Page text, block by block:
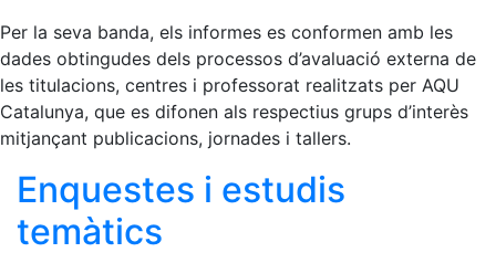
Per la seva banda, els informes es conformen amb les
dades obtingudes dels processos d’avaluació externa de
les titulacions, centres i professorat realitzats per AQU
Catalunya, que es difonen als respectius grups d’interès
mitjançant publicacions, jornades i tallers.
Enquestes i estudis
temàtics